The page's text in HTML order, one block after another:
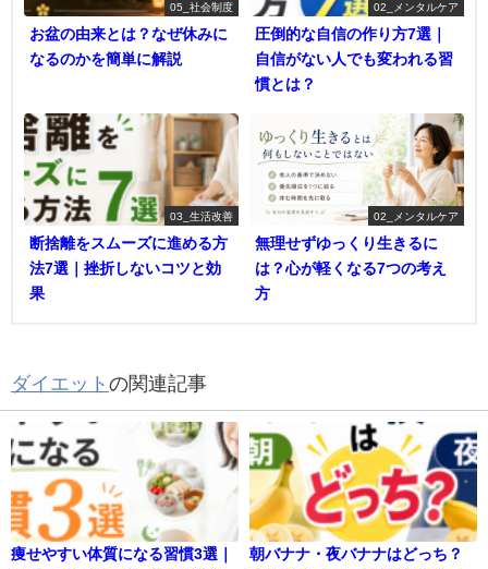
05_社会制度
お盆の由来とは？なぜ休みに
なるのかを簡単に解説
02_メンタルケア
圧倒的な自信の作り方7選｜
自信がない人でも変われる習
慣とは？
03_生活改善
断捨離をスムーズに進める方
法7選｜挫折しないコツと効
果
02_メンタルケア
無理せずゆっくり生きるに
は？心が軽くなる7つの考え
方
ダイエット の関連記事
痩せやすい体質になる習慣3選｜
朝バナナ・夜バナナはどっち？